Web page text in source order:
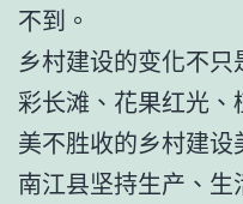
不到。
乡村建设的变化不
彩长滩、花果红光
美不胜收的乡村建设
南江县坚持生产、生